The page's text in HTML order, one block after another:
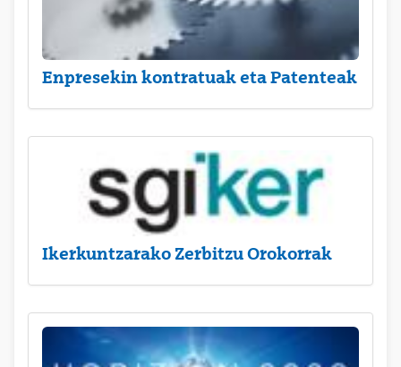
Enpresekin kontratuak eta Patenteak
Ikerkuntzarako Zerbitzu Orokorrak